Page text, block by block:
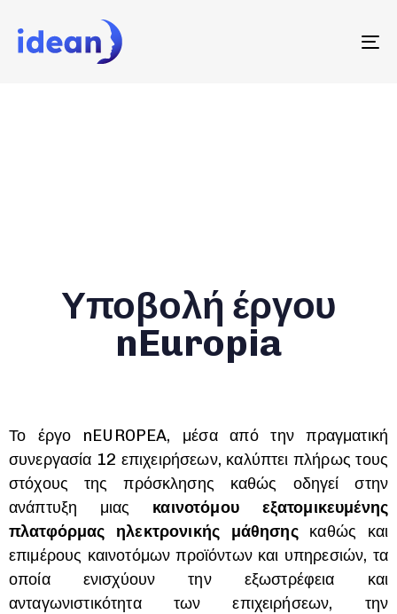
Υποβολή έργου
nEuropia
Το έργο nEUROPEA, μέσα από την πραγματική
συνεργασία 12 επιχειρήσεων, καλύπτει πλήρως τους
στόχους της πρόσκλησης καθώς οδηγεί στην
ανάπτυξη μιας καινοτόμου εξατομικευμένης
πλατφόρμας ηλεκτρονικής μάθησηςκαθώς και
επιμέρους καινοτόμων προϊόντων και υπηρεσιών, τα
οποία ενισχύουν την εξωστρέφεια και
ανταγωνιστικότητα των επιχειρήσεων, την